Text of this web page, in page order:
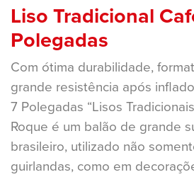
Liso Tradicional
Polegadas
Com ótima durabilidade,
grande resistência após
7 Polegadas “Lisos
Roque é um balão de grande
brasileiro, utilizado não
guirlandas, como em